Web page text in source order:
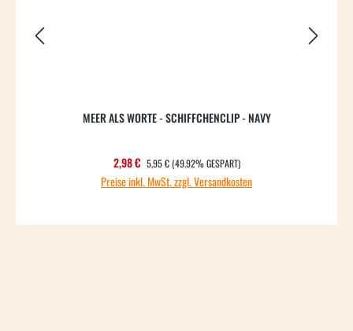
MEER ALS WORTE - SCHIFFCHENCLIP - NAVY
Verkaufspreis:
2,98 € REGULÄRER PREIS:
5,95 € (49.92% GESPART)
Preise inkl. MwSt. zzgl. Versandkosten